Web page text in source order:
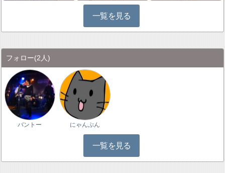
一覧を見る
フォロー(2人)
バントー にゃんぷん
一覧を見る